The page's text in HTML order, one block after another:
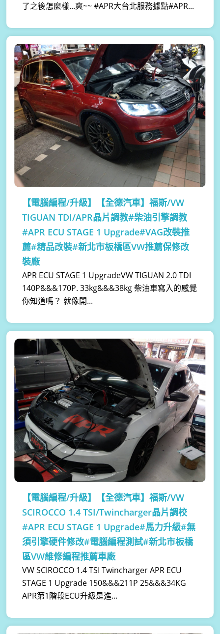
了之後怎麼樣...爽~~ #APR大台北服務據點#APR...
【電腦編程/升級】
【全德汽車】福斯/VW
TIGUAN TDI/APR晶片調教#柴油引擎調教
#APR ECU STAGE 1 Upgrade#VAG改裝推
薦#精品改裝#新北市板橋區VW推薦保修改
裝廠
APR ECU STAGE 1 UpgradeVW TIGUAN 2.0 TDI
140P&&&170P. 33kg&&&38kg 柴油車寫入的感覺
你知道嗎？ 就像開...
【電腦編程/升級】
【全德汽車】福斯/VW
SCIROCCO 1.4 TSI/Twincharger晶片調校
#APR ECU STAGE 1 Upgrade#馬力升級#無
須引擎硬件修改#電腦編程測試#新北市板橋
區VW維修編程推薦車廠
VW SCIROCCO 1.4 TSI Twincharger APR ECU
STAGE 1 Upgrade 150&&&211P 25&&&34KG
APR第1階段ECU升級是進...